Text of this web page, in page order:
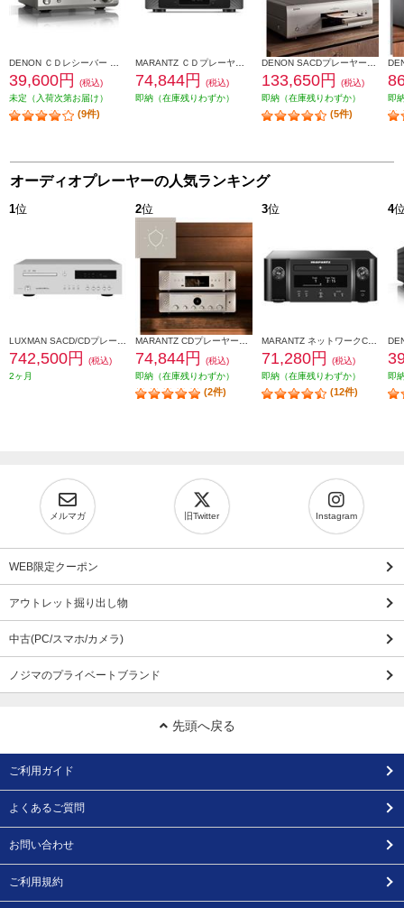
39,600円
(税込)
未定（入荷次第お届け）
(9件)
74,844円
(税込)
即納（在庫残りわずか）
133,650円
(税込)
即納（在庫残りわずか）
(5件)
即
オーディオプレーヤーの人気ランキング
1位
742,500円
(税込)
2ヶ月
2位
74,844円
(税込)
即納（在庫残りわずか）
(2件)
3位
71,280円
(税込)
即納（在庫残りわずか）
(12件)
4
即
メルマガ 旧Twitter Instagram
WEB限定クーポン
アウトレット掘り出し物
中古(PC/スマホ/カメラ)
ノジマのプライベートブランド
先頭へ戻る
ご利用ガイド
よくあるご質問
お問い合わせ
ご利用規約